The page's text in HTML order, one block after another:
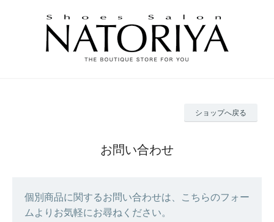
ショップへ戻る
お問い合わせ
個別商品に関するお問い合わせは、こちらのフォー
ムよりお気軽にお尋ねください。